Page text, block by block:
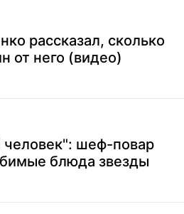
рассказал, сколько
от него (видео)
шеф-повар
блюда звезды